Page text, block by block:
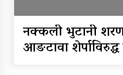
मृत्यु,
नक्कली भुटानी
आङटावा शेर्पाविरुद्ध